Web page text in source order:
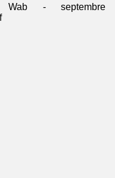
Wab - septembre